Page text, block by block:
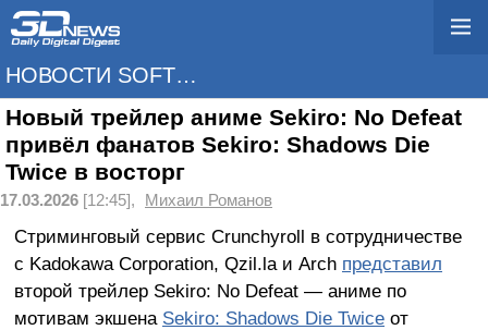
НОВОСТИ SOFTWARE
Новый трейлер аниме Sekiro: No Defeat
привёл фанатов Sekiro: Shadows Die
Twice в восторг
17.03.2026 [12:45], Михаил Романов
Стриминговый сервис Crunchyroll в сотрудничестве
с Kadokawa Corporation, Qzil.la и Arch представил
второй трейлер Sekiro: No Defeat — аниме по
мотивам экшена Sekiro: Shadows Die Twiceот